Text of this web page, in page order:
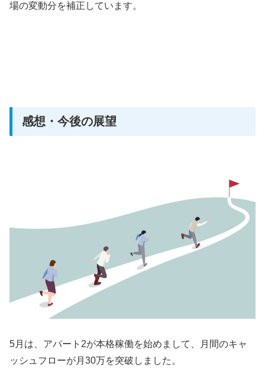
場の変動分を補正しています。
感想・今後の展望
5月は、アパート2が本格稼働を始めまして、月間のキャ
ッシュフローが月30万を突破しました。